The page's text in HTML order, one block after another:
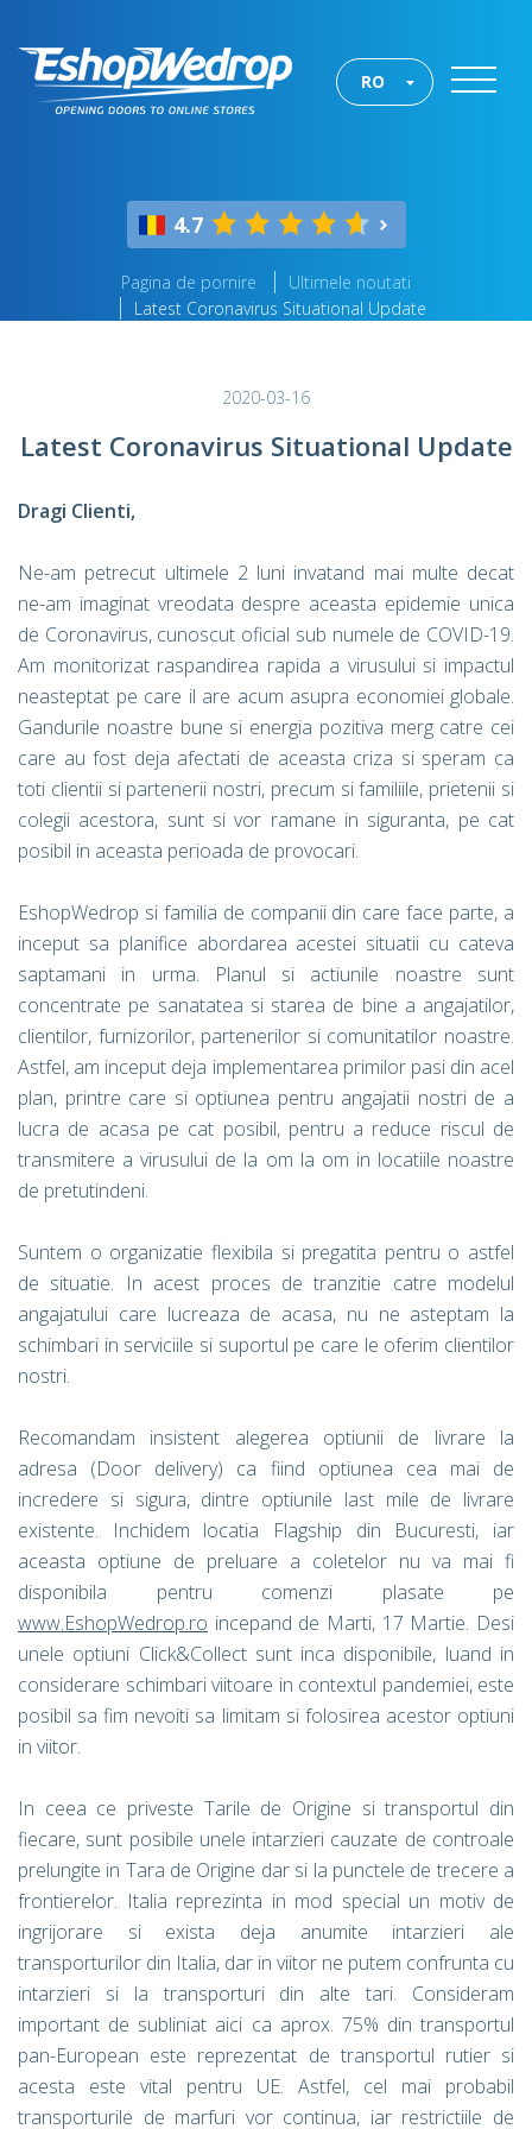
RO
4.7
Pagina de pornire
Ultimele noutati
Latest Coronavirus Situational Update
2020-03-16
Latest Coronavirus Situational Update
Dragi Clienti,
Ne-am petrecut ultimele 2 luni invatand mai multe decat
ne-am imaginat vreodata despre aceasta epidemie unica
de Coronavirus, cunoscut oficial sub numele de COVID-19.
Am monitorizat raspandirea rapida a virusului si impactul
neasteptat pe care il are acum asupra economiei globale.
Gandurile noastre bune si energia pozitiva merg catre cei
care au fost deja afectati de aceasta criza si speram ca
toti clientii si partenerii nostri, precum si familiile, prietenii si
colegii acestora, sunt si vor ramane in siguranta, pe cat
posibil in aceasta perioada de provocari.
EshopWedrop si familia de companii din care face parte, a
inceput sa planifice abordarea acestei situatii cu cateva
saptamani in urma. Planul si actiunile noastre sunt
concentrate pe sanatatea si starea de bine a angajatilor,
clientilor, furnizorilor, partenerilor si comunitatilor noastre.
Astfel, am inceput deja implementarea primilor pasi din acel
plan, printre care si optiunea pentru angajatii nostri de a
lucra de acasa pe cat posibil, pentru a reduce riscul de
transmitere a virusului de la om la om in locatiile noastre
de pretutindeni.
Suntem o organizatie flexibila si pregatita pentru o astfel
de situatie. In acest proces de tranzitie catre modelul
angajatului care lucreaza de acasa, nu ne asteptam la
schimbari in serviciile si suportul pe care le oferim clientilor
nostri.
Recomandam insistent alegerea optiunii de livrare la
adresa (Door delivery) ca fiind optiunea cea mai de
incredere si sigura, dintre optiunile last mile de livrare
existente. Inchidem locatia Flagship din Bucuresti, iar
aceasta optiune de preluare a coletelor nu va mai fi
disponibila pentru comenzi plasate pe
www.EshopWedrop.ro incepand de Marti, 17 Martie. Desi
unele optiuni Click&Collect sunt inca disponibile, luand in
considerare schimbari viitoare in contextul pandemiei, este
posibil sa fim nevoiti sa limitam si folosirea acestor optiuni
in viitor.
In ceea ce priveste Tarile de Origine si transportul din
fiecare, sunt posibile unele intarzieri cauzate de controale
prelungite in Tara de Origine dar si la punctele de trecere a
frontierelor. Italia reprezinta in mod special un motiv de
ingrijorare si exista deja anumite intarzieri ale
transporturilor din Italia, dar in viitor ne putem confrunta cu
intarzieri si la transporturi din alte tari. Consideram
important de subliniat aici ca aprox. 75% din transportul
pan-European este reprezentat de transportul rutier si
acesta este vital pentru UE. Astfel, cel mai probabil
transporturile de marfuri vor continua, iar restrictiile de